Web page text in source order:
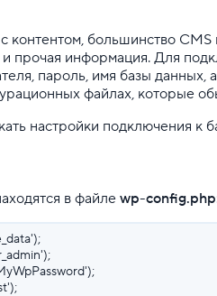
контентом, большинство
и прочая информация. Для
пароль, имя базы данных,
файлах, которые
настройки подключения к
в файле wp-